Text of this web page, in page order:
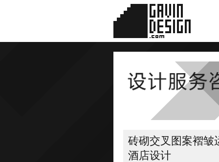
砖砌交叉图案褶皱
酒店设计